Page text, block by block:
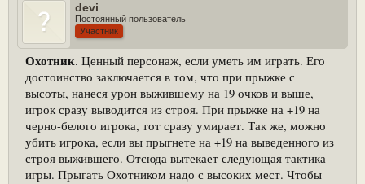
devi
Постоянный пользователь
Участник
Охотник. Ценный персонаж, если уметь им играть. Его
достоинство заключается в том, что при прыжке с
высоты, нанеся урон выжившему на 19 очков и выше,
игрок сразу выводится из строя. При прыжке на +19 на
черно-белого игрока, тот сразу умирает. Так же, можно
убить игрока, если вы прыгнете на +19 на выведенного из
строя выжившего. Отсюда вытекает следующая тактика
игры. Прыгать Охотником надо с высоких мест. Чтобы